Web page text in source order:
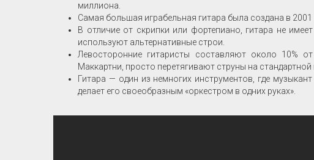
миллиона.
Самая большая играбельная гитара была создана в
В отличие от скрипки или фортепиано, гитара не
используют альтернативные строи.
Левосторонние гитаристы составляют около 10%
Маккартни, просто перетягивают струны на стандартной
Гитара — один из немногих инструментов, где
делает его своеобразным «оркестром в одних руках».